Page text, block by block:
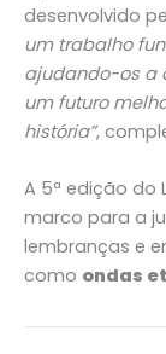
desenvolvido
um trabalho
ajudando-os a
um futuro
história”,
A 5ª edição do
marco para a
lembranças e
como ondas